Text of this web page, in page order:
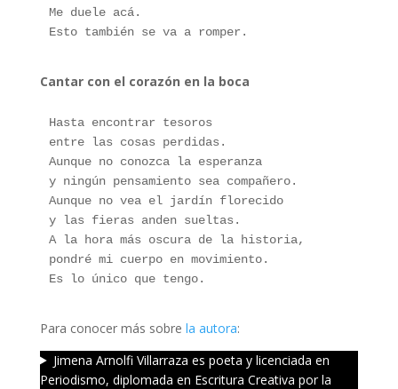
Me duele acá.
Esto también se va a romper.
Cantar con el corazón en la boca
Hasta encontrar tesoros
entre las cosas perdidas.
Aunque no conozca la esperanza
y ningún pensamiento sea compañero.
Aunque no vea el jardín florecido
y las fieras anden sueltas.
A la hora más oscura de la historia,
pondré mi cuerpo en movimiento.
Es lo único que tengo.
Para conocer más sobre la autora:
Jimena Arnolfi Villarraza es poeta y licenciada en
Periodismo, diplomada en Escritura Creativa por la